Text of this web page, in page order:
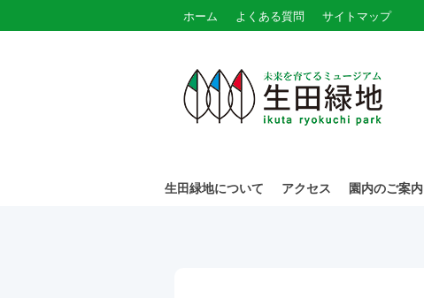
ホーム よくある質問 サイトマップ
生田緑地について アクセス 園内のご案内